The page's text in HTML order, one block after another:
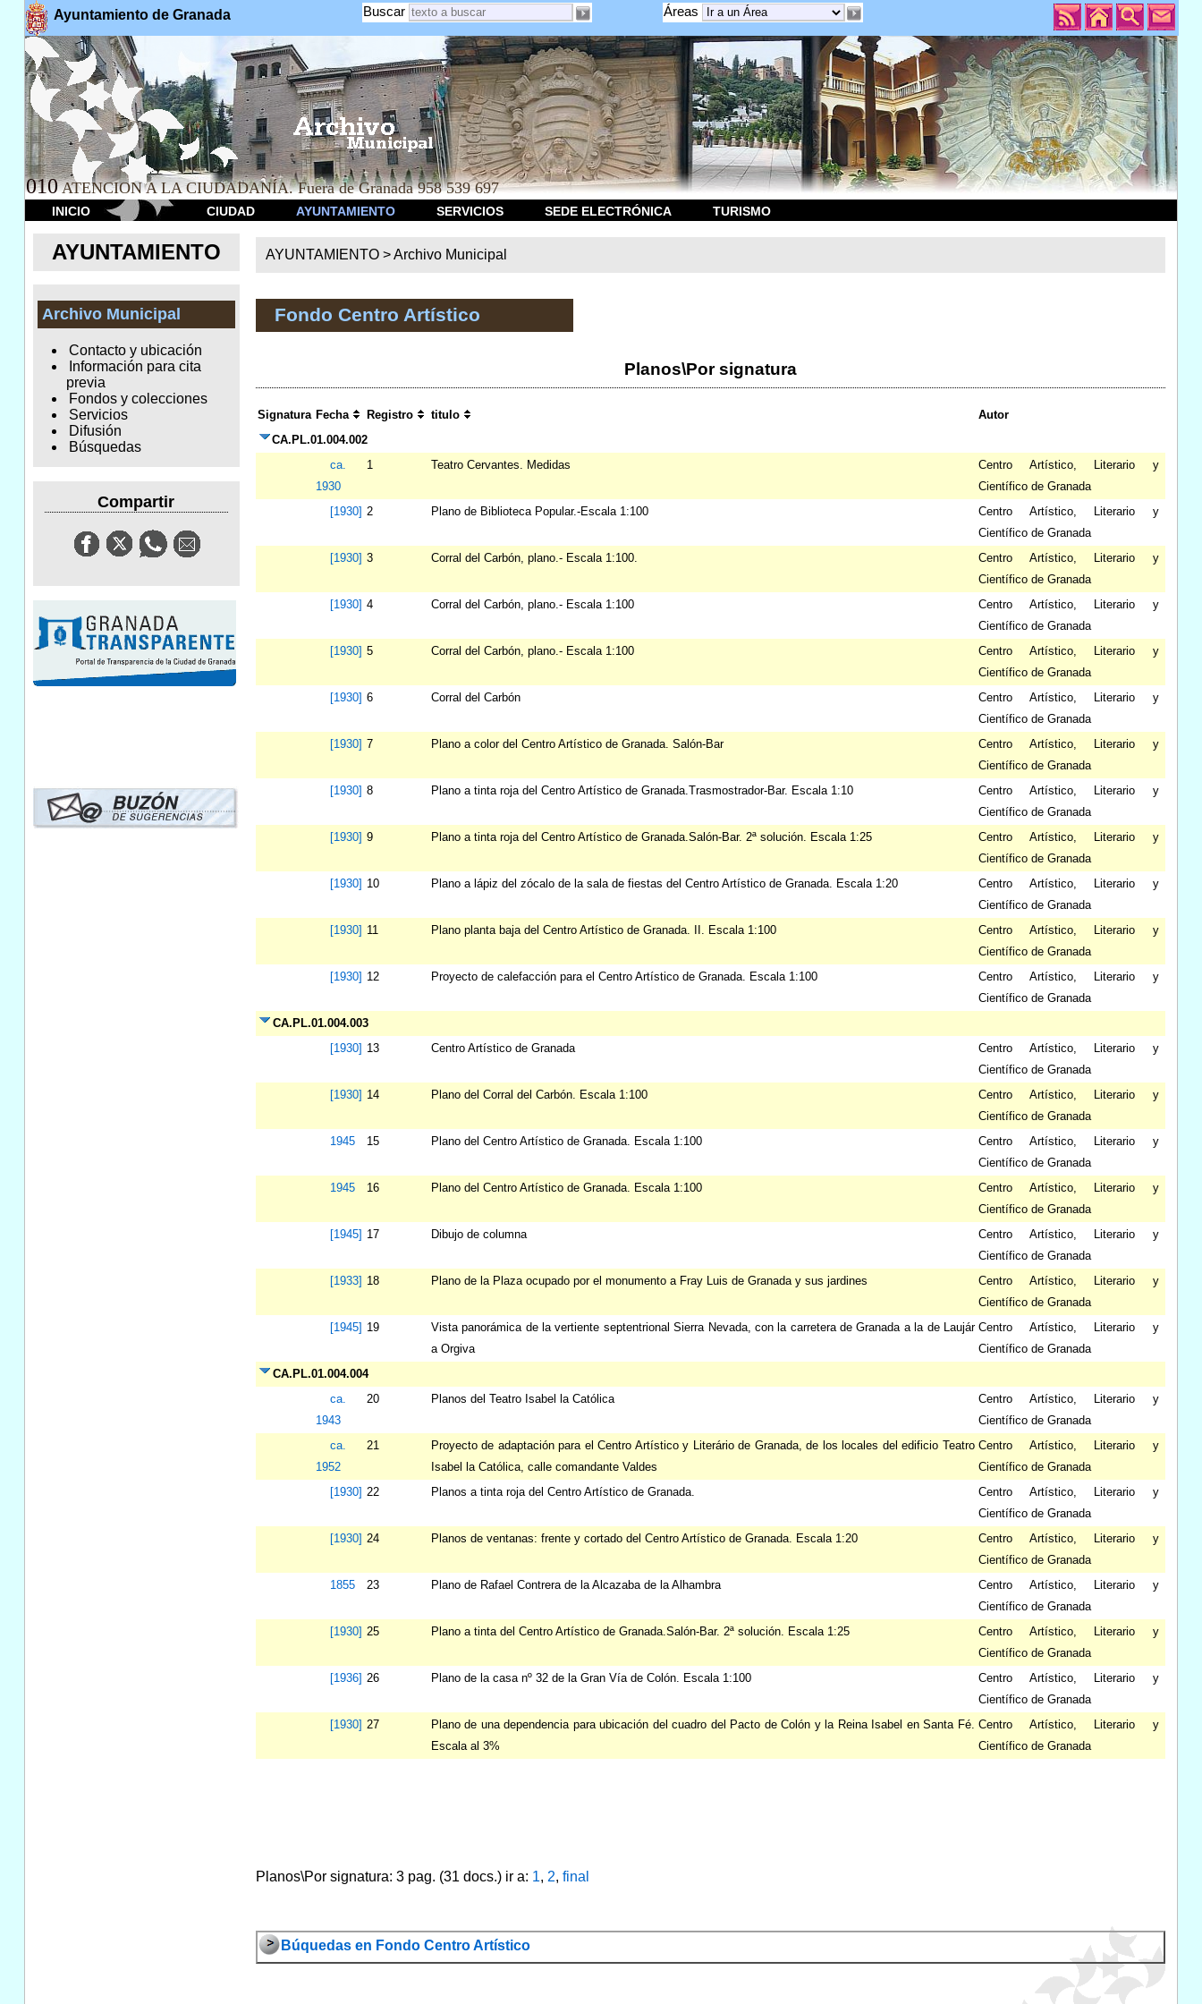
Ayuntamiento de Granada Áreas
Buscar
010 ATENCION A LA CIUDADANÍA. Fuera de Granada 958 539 697
INICIO CIUDAD AYUNTAMIENTO SERVICIOS SEDE ELECTRÓNICA TURISMO
AYUNTAMIENTO
Archivo Municipal
Contacto y ubicación
Información para cita
previa
Fondos y colecciones
Servicios
Difusión
Búsquedas
Compartir
AYUNTAMIENTO >Archivo Municipal
Fondo Centro Artístico
Planos\Por signatura
Signatura Fecha Registro titulo
Autor
CA.PL.01.004.002
ca.
1930
1 Teatro Cervantes. Medidas
Centro Artístico, Literario y
Científico de Granada
[1930] 2 Plano de Biblioteca Popular.-Escala 1:100
Centro Artístico, Literario y
Científico de Granada
[1930] 3 Corral del Carbón, plano.- Escala 1:100.
Centro Artístico, Literario y
Científico de Granada
[1930] 4 Corral del Carbón, plano.- Escala 1:100
Centro Artístico, Literario y
Científico de Granada
[1930] 5 Corral del Carbón, plano.- Escala 1:100
Centro Artístico, Literario y
Científico de Granada
[1930] 6 Corral del Carbón
Centro Artístico, Literario y
Científico de Granada
[1930] 7 Plano a color del Centro Artístico de Granada. Salón-Bar
Centro Artístico, Literario y
Científico de Granada
[1930] 8 Plano a tinta roja del Centro Artístico de Granada.Trasmostrador-Bar. Escala 1:10
Centro Artístico, Literario y
Científico de Granada
[1930] 9 Plano a tinta roja del Centro Artístico de Granada.Salón-Bar. 2ª solución. Escala 1:25
Centro Artístico, Literario y
Científico de Granada
[1930] 10 Plano a lápiz del zócalo de la sala de fiestas del Centro Artístico de Granada. Escala 1:20
Centro Artístico, Literario y
Científico de Granada
[1930] 11 Plano planta baja del Centro Artístico de Granada. II. Escala 1:100
Centro Artístico, Literario y
Científico de Granada
[1930] 12 Proyecto de calefacción para el Centro Artístico de Granada. Escala 1:100
Centro Artístico, Literario y
Científico de Granada
CA.PL.01.004.003
[1930] 13 Centro Artístico de Granada
Centro Artístico, Literario y
Científico de Granada
[1930] 14 Plano del Corral del Carbón. Escala 1:100
Centro Artístico, Literario y
Científico de Granada
1945
15 Plano del Centro Artístico de Granada. Escala 1:100
Centro Artístico, Literario y
Científico de Granada
1945
16 Plano del Centro Artístico de Granada. Escala 1:100
Centro Artístico, Literario y
Científico de Granada
[1945] 17 Dibujo de columna
Centro Artístico, Literario y
Científico de Granada
[1933] 18 Plano de la Plaza ocupado por el monumento a Fray Luis de Granada y sus jardines
Centro Artístico, Literario y
Científico de Granada
[1945] 19
Vista panorámica de la vertiente septentrional Sierra Nevada, con la carretera de Granada a la de Laujár
a Orgiva
Centro Artístico, Literario y
Científico de Granada
CA.PL.01.004.004
ca.
1943
20 Planos del Teatro Isabel la Católica
Centro Artístico, Literario y
Científico de Granada
ca.
1952
21
Proyecto de adaptación para el Centro Artístico y Literário de Granada, de los locales del edificio Teatro
Isabel la Católica, calle comandante Valdes
Centro Artístico, Literario y
Científico de Granada
[1930] 22 Planos a tinta roja del Centro Artístico de Granada.
Centro Artístico, Literario y
Científico de Granada
[1930] 24 Planos de ventanas: frente y cortado del Centro Artístico de Granada. Escala 1:20
Centro Artístico, Literario y
Científico de Granada
1855
23 Plano de Rafael Contrera de la Alcazaba de la Alhambra
Centro Artístico, Literario y
Científico de Granada
[1930] 25 Plano a tinta del Centro Artístico de Granada.Salón-Bar. 2ª solución. Escala 1:25
Centro Artístico, Literario y
Científico de Granada
[1936] 26 Plano de la casa nº 32 de la Gran Vía de Colón. Escala 1:100
Centro Artístico, Literario y
Científico de Granada
[1930] 27
Plano de una dependencia para ubicación del cuadro del Pacto de Colón y la Reina Isabel en Santa Fé.
Escala al 3%
Centro Artístico, Literario y
Científico de Granada
Planos\Por signatura: 3 pag. (31 docs.) ir a: 1, 2, final
Búquedas en Fondo Centro Artístico